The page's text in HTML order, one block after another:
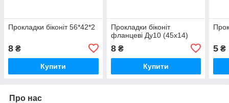
Прокладки біконіт 56*42*2
8 ₴
Купити
Прокладки біконіт
фланцеві Ду10 (45х14)
8₴
Купити
5 ₴
Про нас